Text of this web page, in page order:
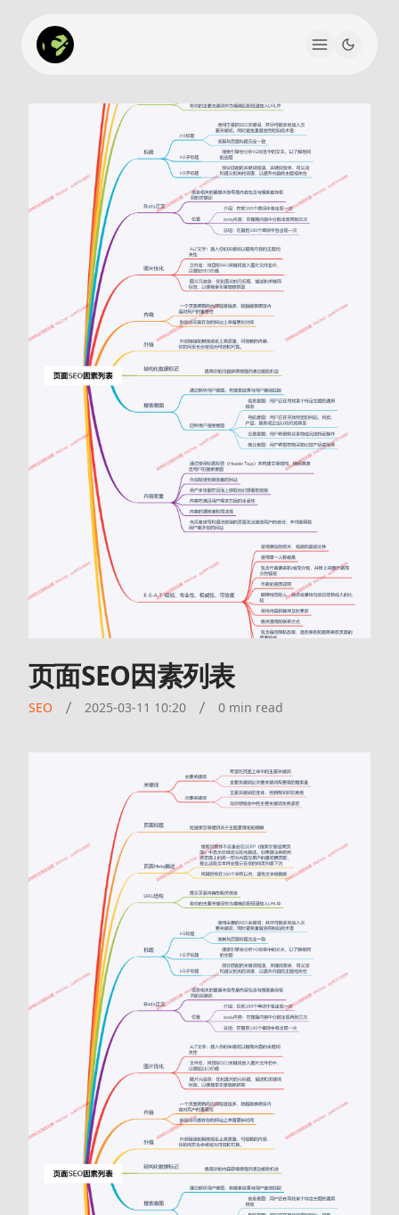
页面SEO因素列表
SEO 2025-03-11 10:20 0 min read